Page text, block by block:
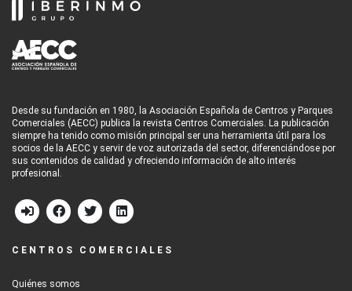
Desde su fundación en 1980, la Asociación Española de Centros y Parques
Comerciales (AECC) publica la revista Centros Comerciales. La publicación
siempre ha tenido como misión principal ser una herramienta útil para los
socios de la AECC y servir de voz autorizada del sector, diferenciándose por
sus contenidos de calidad y ofreciendo información de alto interés
profesional.
CENTROS COMERCIALES
Quiénes somos